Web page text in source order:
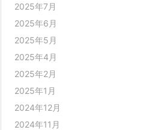
2025年7月
2025年6月
2025年5月
2025年4月
2025年2月
2025年1月
2024年12月
2024年11月